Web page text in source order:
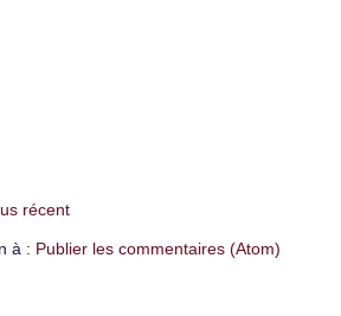
récent
à : Publier les commentaires (Atom)